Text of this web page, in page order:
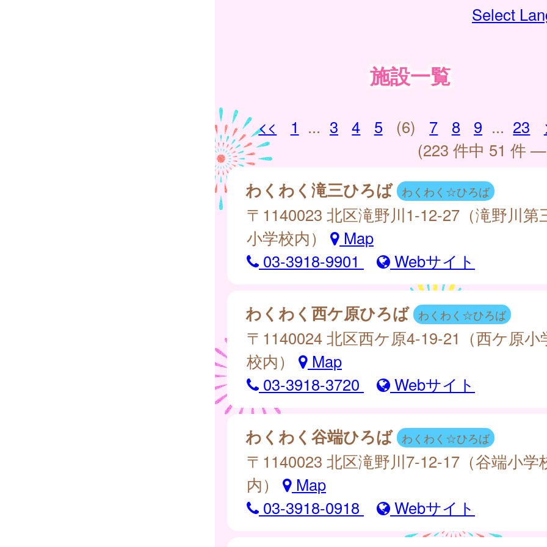
Select
施設一覧
<< 1 ... 3 4 5 (6) 7 8 9 ... 23
(223 件中 51 件
わくわく滝三ひろば わくわく☆ひろば
〒1140023 北区滝野川1-12-27（滝野川第
小学校内）
Map
03-3918-9901
Webサイト
わくわく西ケ原ひろば わくわく☆ひろば
〒1140024 北区西ケ原4-19-21（西ケ原小
校内）
Map
03-3918-3720
Webサイト
わくわく谷端ひろば わくわく☆ひろば
〒1140023 北区滝野川7-12-17（谷端小学
内）
Map
03-3918-0918
Webサイト